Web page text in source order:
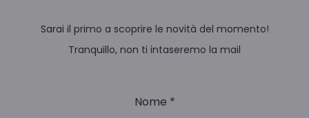
Sarai il primo a scoprire le novità del momento!
Tranquillo, non ti intaseremo la mail
Nome *